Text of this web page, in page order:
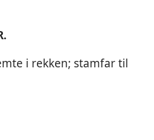
i rekken; stamfar til